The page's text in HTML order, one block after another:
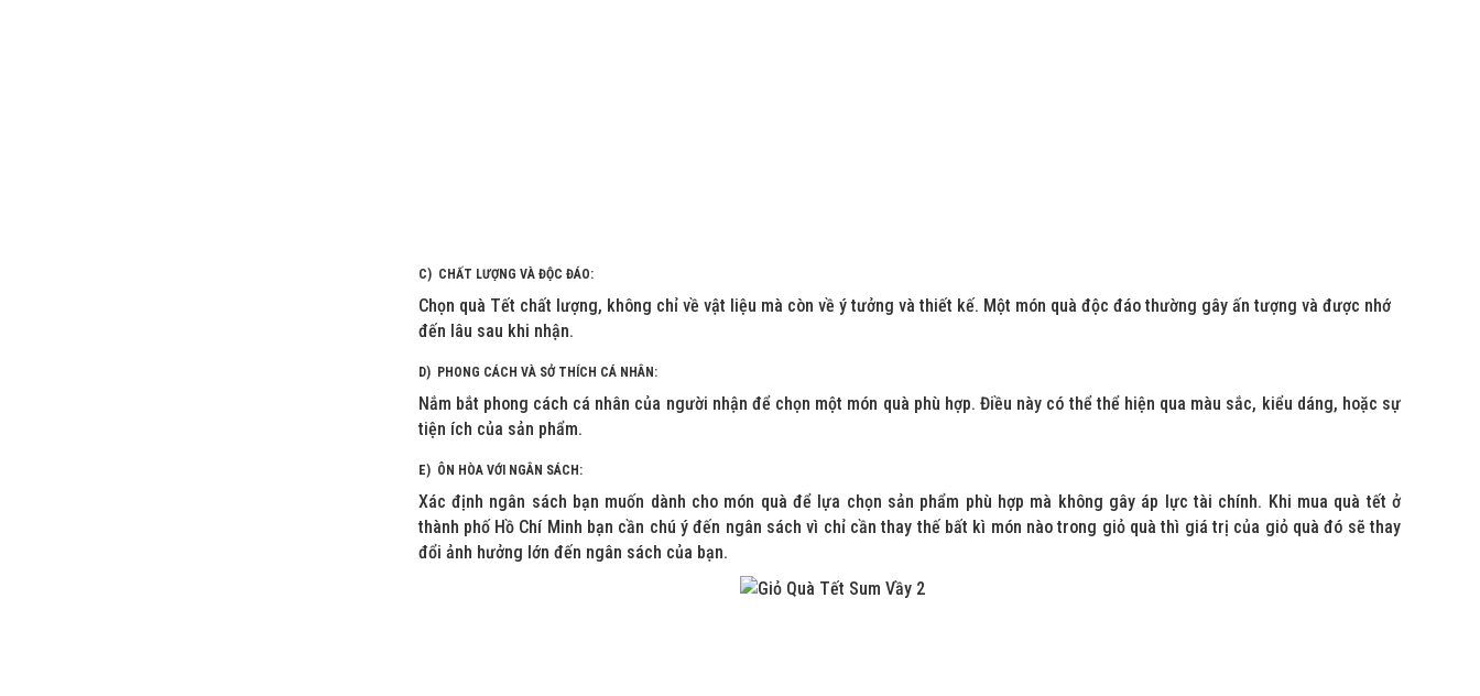
C) CHẤT LƯỢNG VÀ ĐỘC ĐÁO:
Chọn quà Tết chất lượng, không chỉ về vật liệu mà còn về ý tưởng và thiết kế. Một món quà độc đáo thường gây ấn tượng và được nhớ
đến lâu sau khi nhận.
D) PHONG CÁCH VÀ SỞ THÍCH CÁ NHÂN:
Nắm bắt phong cách cá nhân của người nhận để chọn một món quà phù hợp. Điều này có thể thể hiện qua màu sắc, kiểu dáng, hoặc sự
tiện ích của sản phẩm.
E) ÔN HÒA VỚI NGÂN SÁCH:
Xác định ngân sách bạn muốn dành cho món quà để lựa chọn sản phẩm phù hợp mà không gây áp lực tài chính. Khi mua quà tết ở
thành phố Hồ Chí Minh bạn cần chú ý đến ngân sách vì chỉ cần thay thế bất kì món nào trong giỏ quà thì giá trị của giỏ quà đó sẽ thay
đổi ảnh hưởng lớn đến ngân sách của bạn.